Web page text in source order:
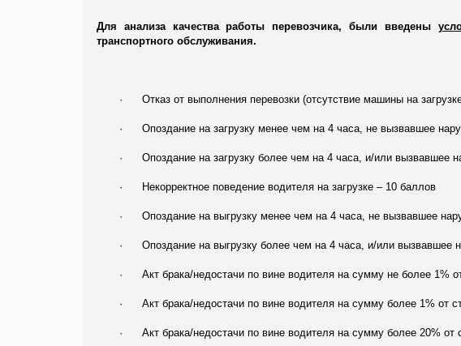
Для анализа качества работы перевозчика, были введены
транспортного обслуживания.
· Отказ от выполнения перевозки (отсутствие машины на
· Опоздание на загрузку менее чем на 4 часа, не вызвавшее
· Опоздание на загрузку более чем на 4 часа, и/или вызвавшее
· Некорректное поведение водителя на загрузке – 10 баллов
· Опоздание на выгрузку менее чем на 4 часа, не вызвавшее
· Опоздание на выгрузку более чем на 4 часа, и/или вызвавшее
· Акт брака/недостачи по вине водителя на сумму не более 1%
· Акт брака/недостачи по вине водителя на сумму более 1% от
· Акт брака/недостачи по вине водителя на сумму более 20%